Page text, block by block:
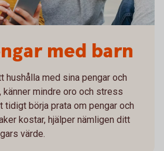
med barn
hushålla med sina pengar och
känner mindre oro och stress
tidigt börja prata om pengar och
kostar, hjälper nämligen ditt
värde.